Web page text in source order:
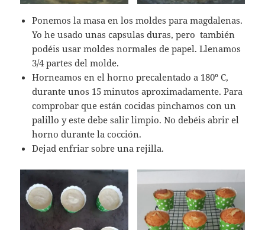
Ponemos la masa en los moldes para magdalenas.
Yo he usado unas capsulas duras, pero también
podéis usar moldes normales de papel. Llenamos
3/4 partes del molde.
Horneamos en el horno precalentado a 180º C,
durante unos 15 minutos aproximadamente. Para
comprobar que están cocidas pinchamos con un
palillo y este debe salir limpio. No debéis abrir el
horno durante la cocción.
Dejad enfriar sobre una rejilla.